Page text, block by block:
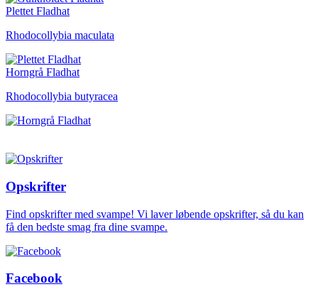
Plettet Fladhat
Rhodocollybia maculata
Horngrå Fladhat
Rhodocollybia butyracea
Opskrifter
Find opskrifter med svampe! Vi laver løbende opskrifter, så du kan
få den bedste smag fra dine svampe.
Facebook